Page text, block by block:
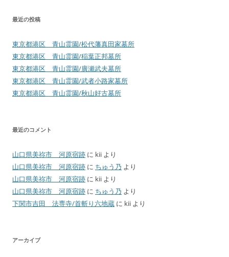
最近の投稿
東京都港区 青山霊園/松代藩真田家墓所
東京都港区 青山霊園/稲葉正邦墓所
東京都港区 青山霊園/廣瀬武夫墓所
東京都港区 青山霊園/武者小路家墓所
東京都港区 青山霊園/秋山好古墓所
最近のコメント
山口県美祢市 河原宿跡 に kii より
山口県美祢市 河原宿跡 に ちゅう乃 より
山口県美祢市 河原宿跡 に kii より
山口県美祢市 河原宿跡 に ちゅう乃 より
下関市吉田 法専寺/首斬り六地蔵 に kii より
アーカイブ